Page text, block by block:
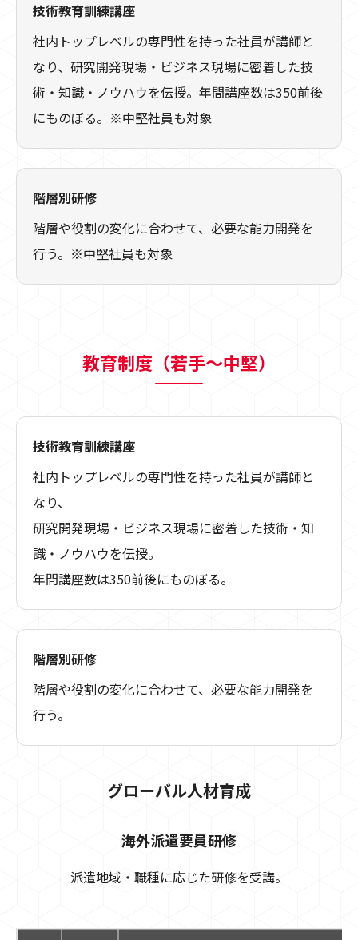
技術教育訓練講座
社内トップレベルの専門性を持った社員が講師と
なり、研究開発現場・ビジネス現場に密着した技
術・知識・ノウハウを伝授。年間講座数は350前後
にものぼる。※中堅社員も対象
階層別研修
階層や役割の変化に合わせて、必要な能力開発を
行う。※中堅社員も対象
教育制度（若手〜中堅）
技術教育訓練講座
社内トップレベルの専門性を持った社員が講師と
なり、
研究開発現場・ビジネス現場に密着した技術・知
識・ノウハウを伝授。
年間講座数は350前後にものぼる。
階層別研修
階層や役割の変化に合わせて、必要な能力開発を
行う。
グローバル人材育成
海外派遣要員研修
派遣地域・職種に応じた研修を受講。